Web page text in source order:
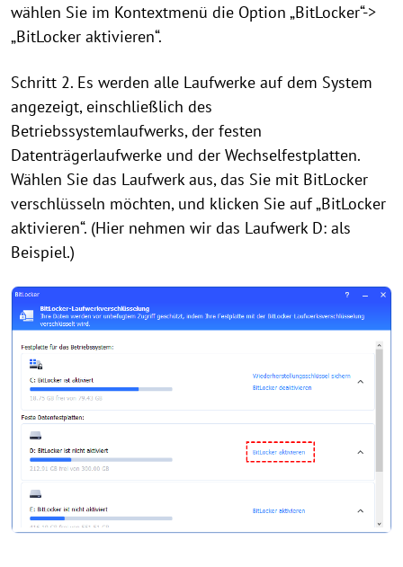
wählen Sie im Kontextmenü die Option „BitLocker“->
„BitLocker aktivieren“.
Schritt 2. Es werden alle Laufwerke auf dem System
angezeigt, einschließlich des
Betriebssystemlaufwerks, der festen
Datenträgerlaufwerke und der Wechselfestplatten.
Wählen Sie das Laufwerk aus, das Sie mit BitLocker
verschlüsseln möchten, und klicken Sie auf „BitLocker
aktivieren“. (Hier nehmen wir das Laufwerk D: als
Beispiel.)